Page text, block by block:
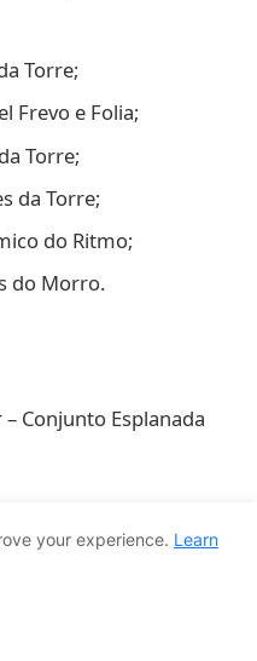
Torre;
Frevo e Folia;
Torre;
da Torre;
do Ritmo;
do Morro.
Conjunto Esplanada
your experience. Learn